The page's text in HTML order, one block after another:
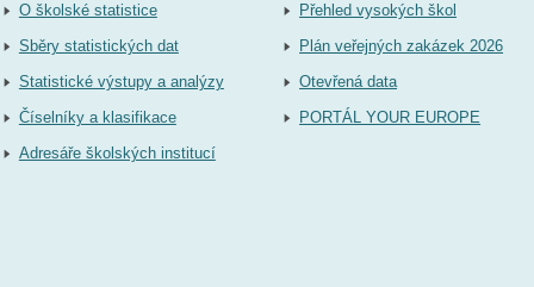
O školské statistice
Sběry statistických dat
Statistické výstupy a analýzy
Číselníky a klasifikace
Adresáře školských institucí
Přehled vysokých škol
Plán veřejných zakázek 2026
Otevřená data
PORTÁL YOUR EUROPE